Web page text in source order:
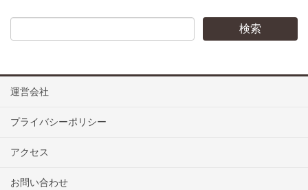
運営会社
プライバシーポリシー
アクセス
お問い合わせ